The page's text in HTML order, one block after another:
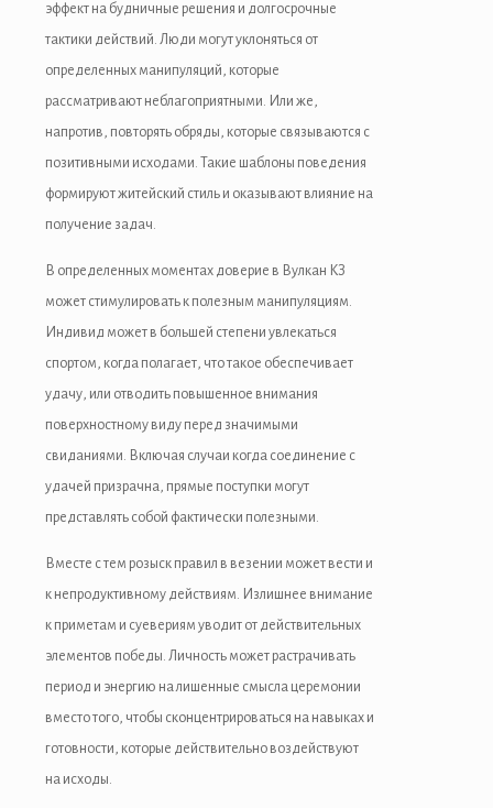
эффект на будничные решения и долгосрочные
тактики действий. Люди могут уклоняться от
определенных манипуляций, которые
рассматривают неблагоприятными. Или же,
напротив, повторять обряды, которые связываются с
позитивными исходами. Такие шаблоны поведения
формируют житейский стиль и оказывают влияние на
получение задач.
В определенных моментах доверие в Вулкан КЗ
может стимулировать к полезным манипуляциям.
Индивид может в большей степени увлекаться
спортом, когда полагает, что такое обеспечивает
удачу, или отводить повышенное внимания
поверхностному виду перед значимыми
свиданиями. Включая случаи когда соединение с
удачей призрачна, прямые поступки могут
представлять собой фактически полезными.
Вместе с тем розыск правил в везении может вести и
к непродуктивному действиям. Излишнее внимание
к приметам и суевериям уводит от действительных
элементов победы. Личность может растрачивать
период и энергию на лишенные смысла церемонии
вместо того, чтобы сконцентрироваться на навыках и
готовности, которые действительно воздействуют
на исходы.